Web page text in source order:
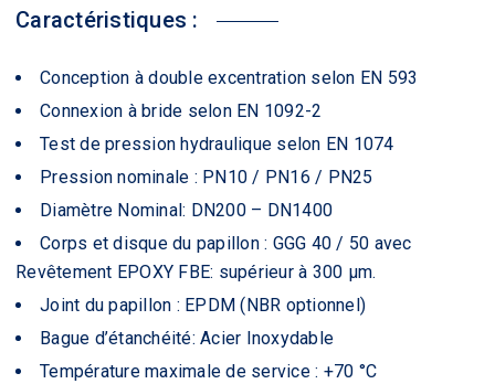
Caractéristiques :
Conception à double excentration selon EN 593
Connexion à bride selon EN 1092-2
Test de pression hydraulique selon EN 1074
Pression nominale : PN10 / PN16 / PN25
Diamètre Nominal: DN200 – DN1400
Corps et disque du papillon : GGG 40 / 50 avec
Revêtement EPOXY FBE: supérieur à 300 µm.
Joint du papillon : EPDM (NBR optionnel)
Bague d’étanchéité: Acier Inoxydable
Température maximale de service : +70 °C